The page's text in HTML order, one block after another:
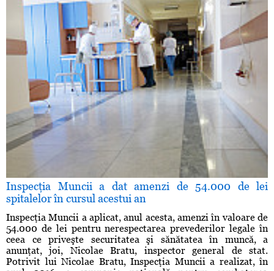
Inspecţia Muncii a dat amenzi de 54.000 de lei
spitalelor în cursul acestui an
Inspecţia Muncii a aplicat, anul acesta, amenzi în valoare de
54.000 de lei pentru nerespectarea prevederilor legale în
ceea ce priveşte securitatea şi sănătatea în muncă, a
anunţat, joi, Nicolae Bratu, inspector general de stat.
Potrivit lui Nicolae Bratu, Inspecţia Muncii a realizat, în